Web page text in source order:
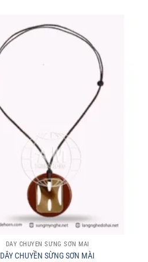
DÂY CHUYỀN SỪNG SƠN MÀI
DÂY CHUYỀN SỪNG SƠN MÀI